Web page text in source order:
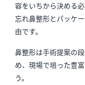
容をいちから決める必
忘れ鼻整形とパッケ
由です。
鼻整形は手術提案の
め、現場で培った豊
う。